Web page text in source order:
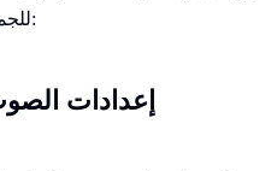
للجميع: